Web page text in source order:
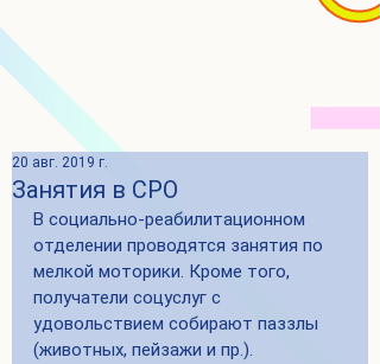
Занятия в СРО
20 авг. 2019 г.
В социально-реабилитационном
отделении проводятся занятия по
мелкой моторики. Кроме того,
получатели соцуслуг с
удовольствием собирают паззлы
(животных, пейзажи и пр.).